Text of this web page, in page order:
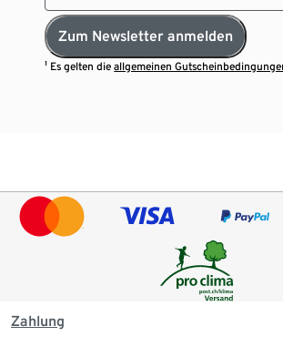
Zum Newsletter anmelden
¹ Es gelten dieallgemeinen
Zahlung